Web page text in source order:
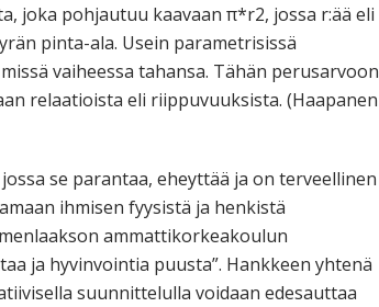
joka pohjautuu kaavaan π*r2, jossa r:ää eli
pinta-ala. Usein parametrisissä
vaiheessa tahansa. Tähän perusarvoon
relaatioista eli riippuvuuksista. (Haapanen
se parantaa, eheyttää ja on terveellinen
ihmisen fyysistä ja henkistä
ammattikorkeakoulun
ja hyvinvointia puusta”. Hankkeen yhtenä
suunnittelulla voidaan edesauttaa